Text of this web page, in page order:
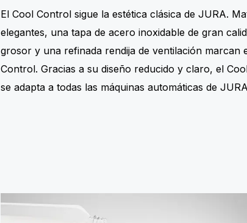
El Cool Control sigue la estética clásica de JURA.
elegantes, una tapa de acero inoxidable de gran
grosor y una refinada rendija de ventilación marcan
Control. Gracias a su diseño reducido y claro, el
se adapta a todas las máquinas automáticas de